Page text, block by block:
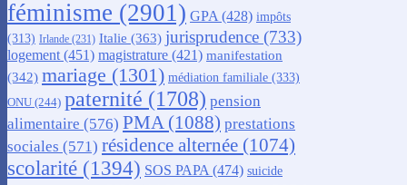
féminisme (2901) GPA (428) impôts
(313) Irlande (231) Italie (363) jurisprudence (733)
logement (451) magistrature (421) manifestation
(342) mariage (1301) médiation familiale (333)
ONU (244) paternité (1708) pension
alimentaire (576) PMA (1088) prestations
sociales (571) résidence alternée (1074)
scolarité (1394) SOS PAPA (474) suicide